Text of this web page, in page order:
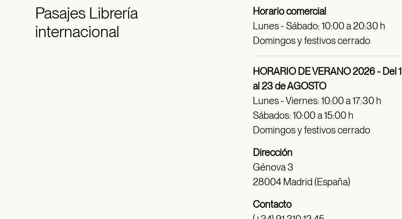
PasajesLibrería
internacional
Horario comercial
Lunes - Sábado: 10:00 a 20:30 h
Domingos y festivos cerrado
HORARIO DE VERANO 2026 - Del 1
al 23 de AGOSTO
Lunes - Viernes: 10:00 a 17:30 h
Sábados: 10:00 a 15:00 h
Domingos y festivos cerrado
Dirección
Génova 3
28004 Madrid (España)
Contacto